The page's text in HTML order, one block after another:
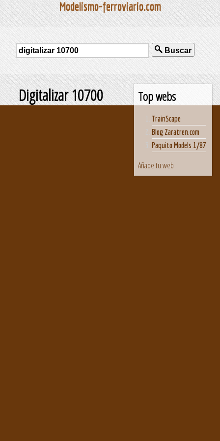
Modelismo-ferroviario.com
Buscar
Top webs
TrainScape
Blog Zaratren.com
Paquito Models 1/87
Añade tu web
Digitalizar 10700